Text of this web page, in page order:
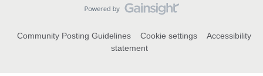
Community Posting Guidelines Cookie settings
Accessibility
statement